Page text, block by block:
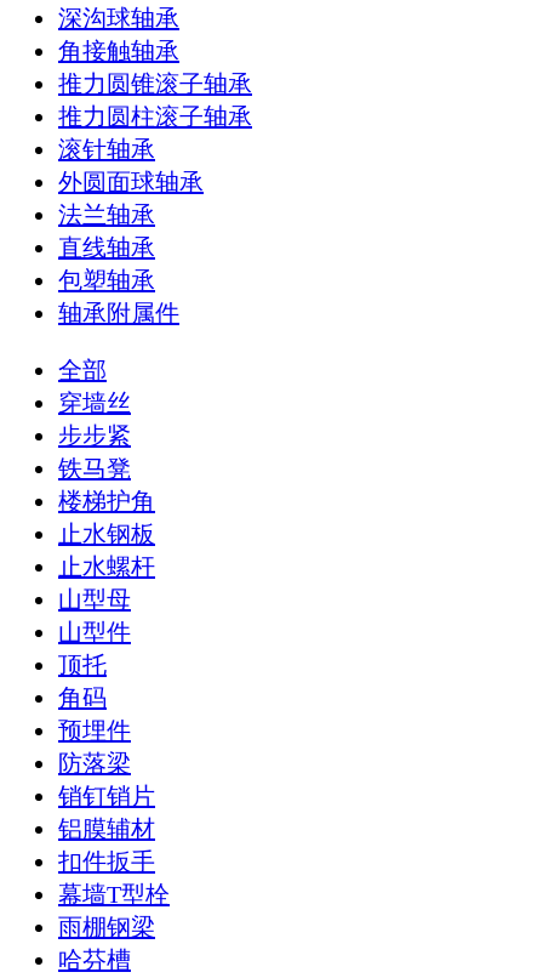
深沟球轴承
角接触轴承
推力圆锥滚子轴承
推力圆柱滚子轴承
滚针轴承
外圆面球轴承
法兰轴承
直线轴承
包塑轴承
轴承附属件
全部
穿墙丝
步步紧
铁马凳
楼梯护角
止水钢板
止水螺杆
山型母
山型件
顶托
角码
预埋件
防落梁
销钉销片
铝膜辅材
扣件扳手
幕墙T型栓
雨棚钢梁
哈芬槽